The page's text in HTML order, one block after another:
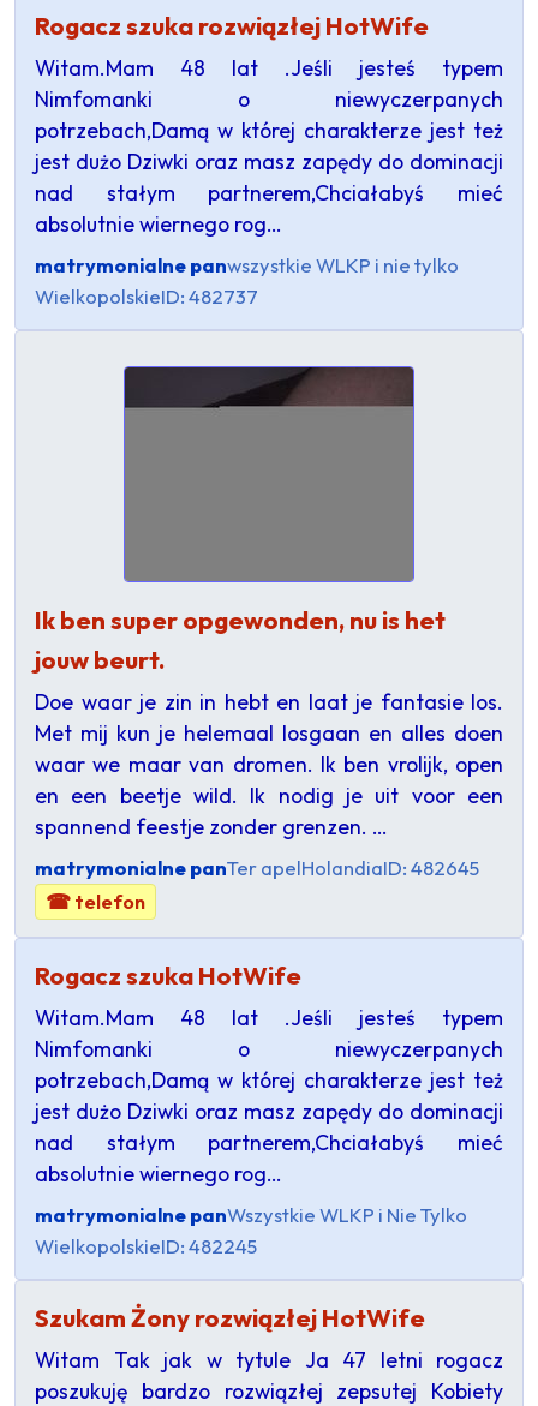
Rogacz szuka rozwiązłej HotWife
Witam.Mam 48 lat .Jeśli jesteś typem
Nimfomanki o niewyczerpanych
potrzebach,Damą w której charakterze jest też
jest dużo Dziwki oraz masz zapędy do dominacji
nad stałym partnerem,Chciałabyś mieć
absolutnie wiernego rog…
matrymonialne panwszystkie WLKP i nie tylko
WielkopolskieID: 482737
Ik ben super opgewonden, nu is het
jouw beurt.
Doe waar je zin in hebt en laat je fantasie los.
Met mij kun je helemaal losgaan en alles doen
waar we maar van dromen. Ik ben vrolijk, open
en een beetje wild. Ik nodig je uit voor een
spannend feestje zonder grenzen. …
matrymonialne panTer apelHolandiaID: 482645
☎ telefon
Rogacz szuka HotWife
Witam.Mam 48 lat .Jeśli jesteś typem
Nimfomanki o niewyczerpanych
potrzebach,Damą w której charakterze jest też
jest dużo Dziwki oraz masz zapędy do dominacji
nad stałym partnerem,Chciałabyś mieć
absolutnie wiernego rog…
matrymonialne panWszystkie WLKP i Nie Tylko
WielkopolskieID: 482245
Szukam Żony rozwiązłej HotWife
Witam Tak jak w tytule Ja 47 letni rogacz
poszukuję bardzo rozwiązłej zepsutej Kobiety